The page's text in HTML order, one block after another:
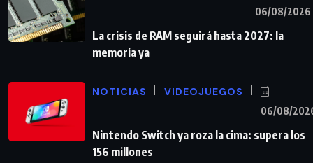
06/08/2026
La crisis de RAM seguirá hasta 2027: la
memoria ya
NOTICIAS VIDEOJUEGOS
06/08/
Nintendo Switch ya roza la cima: supera los
156 millones